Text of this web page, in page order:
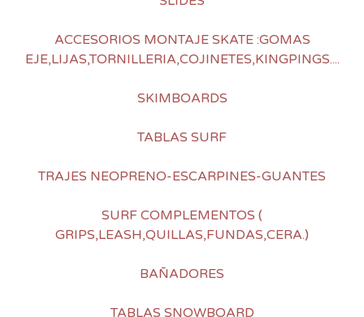
ACCESORIOS MONTAJE SKATE :GOMAS
EJE,LIJAS,TORNILLERIA,COJINETES,KINGPINGS....
SKIMBOARDS
TABLAS SURF
TRAJES NEOPRENO-ESCARPINES-GUANTES
SURF COMPLEMENTOS (
GRIPS,LEASH,QUILLAS,FUNDAS,CERA.)
BAÑADORES
TABLAS SNOWBOARD